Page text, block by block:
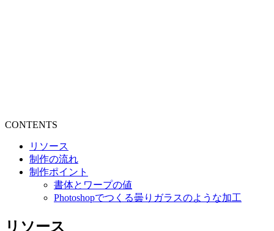
CONTENTS
リソース
制作の流れ
制作ポイント
書体とワープの値
Photoshopでつくる曇りガラスのような加工
リソース